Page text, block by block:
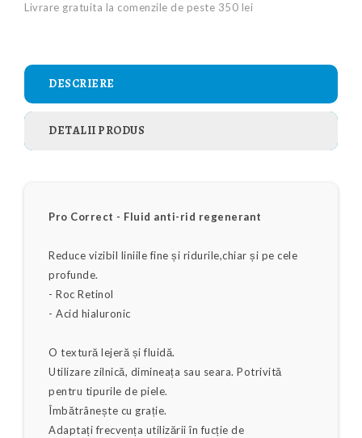
Livrare gratuita la comenzile de peste 350 lei
DESCRIERE
DETALII PRODUS
Pro Correct - Fluid anti-rid regenerant
Reduce vizibil liniile fine și ridurile,chiar și pe cele
profunde.
- Roc Retinol
- Acid hialuronic
O textură lejeră și fluidă.
Utilizare zilnică, dimineața sau seara. Potrivită
pentru tipurile de piele.
Îmbătrânește cu grație.
Adaptați frecvența utilizării în fucție de